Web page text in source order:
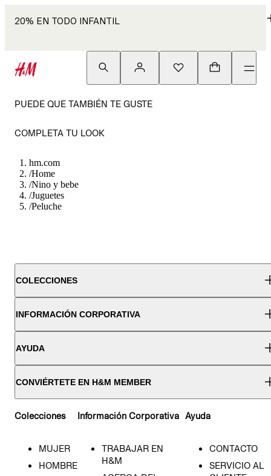
20% EN TODO INFANTIL
PUEDE QUE TAMBIÉN TE GUSTE
COMPLETA TU LOOK
hm.com
/Home
/Nino y bebe
/Juguetes
/Peluche
COLECCIONES
INFORMACIÓN CORPORATIVA
AYUDA
CONVIÉRTETE EN H&M MEMBER
Colecciones
MUJER
HOMBRE
Información Corporativa
TRABAJAR EN
H&M
Ayuda
CONTACTO
SERVICIO AL